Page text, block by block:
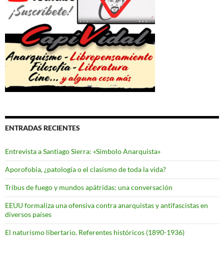
ENTRADAS RECIENTES
Entrevista a Santiago Sierra: «Símbolo Anarquista»
Aporofobia, ¿patología o el clasismo de toda la vida?
Tribus de fuego y mundos apátridas: una conversación
EEUU formaliza una ofensiva contra anarquistas y antifascistas en
diversos países
El naturismo libertario. Referentes históricos (1890-1936)